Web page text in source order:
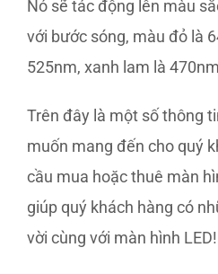
Nó sẽ tác động lên màu
với bước sóng, màu đỏ là
525nm, xanh lam là
Trên đây là một số thông
muốn mang đến cho quý
cầu mua hoặc thuê màn
giúp quý khách hàng có
vời cùng với màn hình LED!